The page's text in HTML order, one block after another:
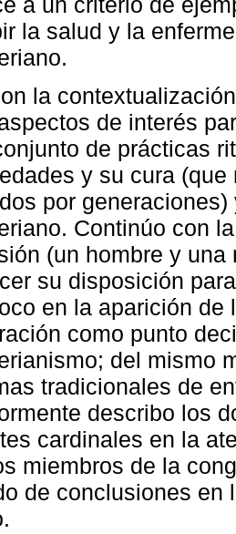
la salud y la
la
de interés
de prácticas
y su cura
por
Continúo con
(un hombre y
su disposición
en la aparición de
como punto
del mismo
tradicionales de
describo los
cardinales en la
miembros de la
de conclusiones en